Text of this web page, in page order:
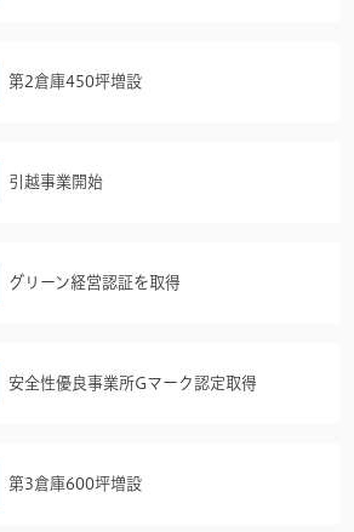
第2倉庫450坪増設
引越事業開始
グリーン経営認証を取得
安全性優良事業所Gマーク認定取得
第3倉庫600坪増設